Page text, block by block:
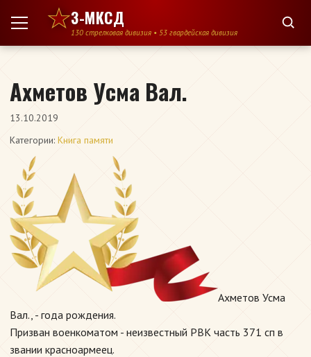
Перейти к содержимому
3-МКСД
130 стрелковая дивизия • 53 гвардейская дивизия
Ахметов Усма Вал.
13.10.2019
Категории: Книга памяти
Ахметов Усма
Вал., - года рождения.
Призван военкоматом - неизвестный РВК часть 371 сп в
звании красноармеец.